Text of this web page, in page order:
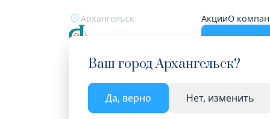
Архангельск АкцииО
Ваш городАрхангельск?
Да, верно Нет, изменить
Главная Каталог Медицинские изделия